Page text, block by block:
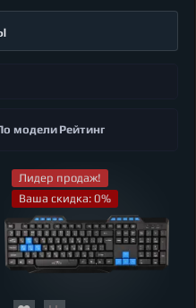
модели Рейтинг
Лидер продаж!
Ваша скидка: 0%